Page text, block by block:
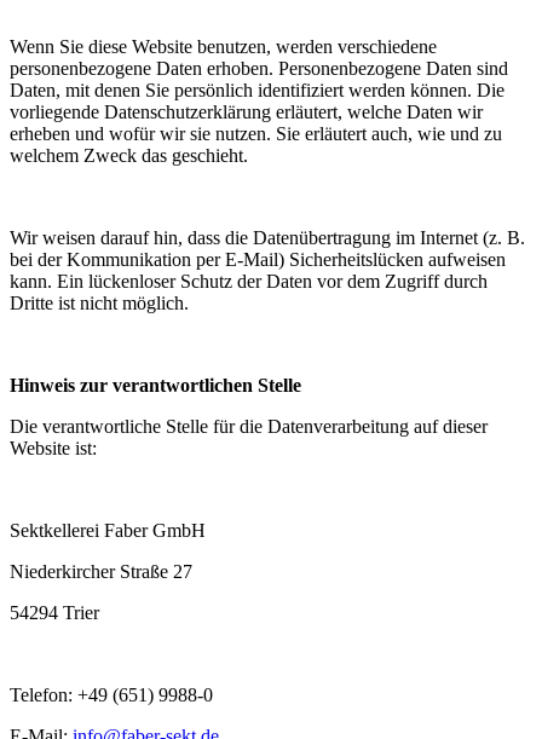
Wenn Sie diese Website benutzen, werden verschiedene
personenbezogene Daten erhoben. Personenbezogene Daten sind
Daten, mit denen Sie persönlich identifiziert werden können. Die
vorliegende Datenschutzerklärung erläutert, welche Daten wir
erheben und wofür wir sie nutzen. Sie erläutert auch, wie und zu
welchem Zweck das geschieht.
Wir weisen darauf hin, dass die Datenübertragung im Internet (z. B.
bei der Kommunikation per E-Mail) Sicherheitslücken aufweisen
kann. Ein lückenloser Schutz der Daten vor dem Zugriff durch
Dritte ist nicht möglich.
Hinweis zur verantwortlichen Stelle
Die verantwortliche Stelle für die Datenverarbeitung auf dieser
Website ist:
Sektkellerei Faber GmbH
Niederkircher Straße 27
54294 Trier
Telefon: +49 (651) 9988-0